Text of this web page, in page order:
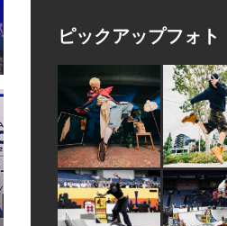
ピックアップフォト